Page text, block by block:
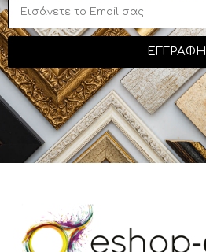
ΕΓΓΡΑΦΗ